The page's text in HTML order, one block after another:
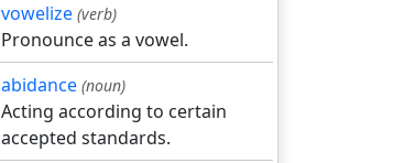
vowelize (verb)
Pronounce as a vowel.
abidance (noun)
Acting according to certain
accepted standards.